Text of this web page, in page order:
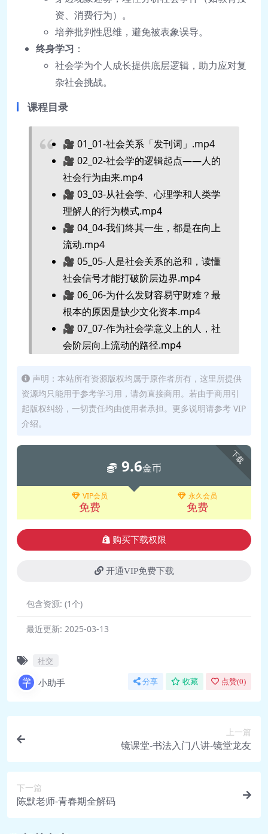
资、消费行为）。
培养批判性思维，避免被表象误导。
终身学习 ：
社会学为个人成长提供底层逻辑，助力应对复
杂社会挑战。
课程目录
🎥 01_01-社会关系「发刊词」.mp4
🎥 02_02-社会学的逻辑起点——人的
社会行为由来.mp4
🎥 03_03-从社会学、心理学和人类学
理解人的行为模式.mp4
🎥 04_04-我们终其一生，都是在向上
流动.mp4
🎥 05_05-人是社会关系的总和，读懂
社会信号才能打破阶层边界.mp4
🎥 06_06-为什么发财容易守财难？最
根本的原因是缺少文化资本.mp4
🎥 07_07-作为社会学意义上的人，社
会阶层向上流动的路径.mp4
阶层向下滑落.mp4
🎥 09_09-用社会网络重新理解世界、
社会现象和人际关系.mp4
的社会中向上流动.mp4
🎥 11_11-社会学视野的强关系与弱关
🎥 12_12-我们如何避免卷入阶层冲突
的泥潭.mp4
🎥 13_13-社会变迁下的我们，如何安
顿自己的人生.mp4
🎥 14_14-断亲：代际鸿沟已经超越了
声明：本站所有资源版权均属于原作者所有，这里所提供
资源均只能用于参考学习用，请勿直接商用。若由于商用引
起版权纠纷，一切责任均由使用者承担。更多说明请参考 VIP
介绍。
下载
9.6金币
VIP会员
免费
永久会员
免费
购买下载权限
开通VIP免费下载
包含资源: (1个)
最近更新: 2025-03-13
社交
小助手 分享 收藏 点赞(0)
上一篇
镜课堂-书法入门八讲-镜堂龙友
下一篇
陈默老师-青春期全解码